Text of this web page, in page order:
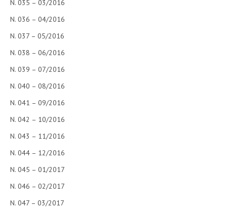
N. 035 – 03/2016
N. 036 – 04/2016
N. 037 – 05/2016
N. 038 – 06/2016
N. 039 – 07/2016
N. 040 – 08/2016
N. 041 – 09/2016
N. 042 – 10/2016
N. 043 – 11/2016
N. 044 – 12/2016
N. 045 – 01/2017
N. 046 – 02/2017
N. 047 – 03/2017